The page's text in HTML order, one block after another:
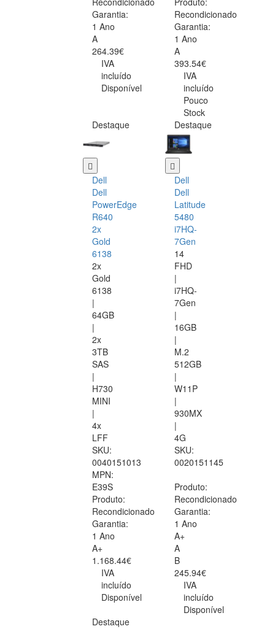
Garantia:
1 Ano
A
264.39€
IVA
incluído
Disponível
Recondicionado
Garantia:
1 Ano
A
393.54€
IVA
incluído
Pouco
Stock
Destaque
Dell
Dell
PowerEdge
R640
2x
Gold
6138
2x
Gold
6138
|
64GB
|
2x
3TB
SAS
|
H730
MINI
|
4x
LFF
SKU:
0040151013
MPN:
E39S
Produto:
Recondicionado
Garantia:
1 Ano
A+
1.168.44€
IVA
incluído
Disponível
Destaque
Dell
Dell
Latitude
5480
i7HQ-
7Gen
14
FHD
|
i7HQ-
7Gen
|
16GB
|
M.2
512GB
|
W11P
|
930MX
|
4G
SKU:
0020151145
Produto:
Recondicionado
Garantia:
1 Ano
A+
A
B
245.94€
IVA
incluído
Disponível
Destaque